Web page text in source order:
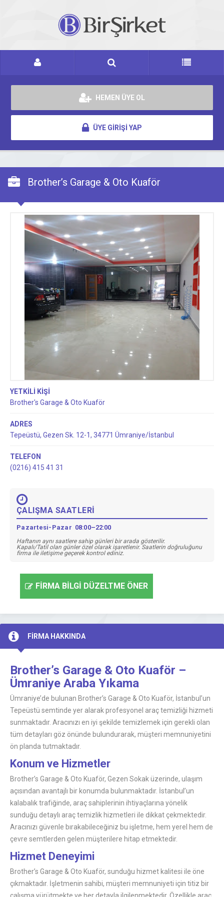
HEMEN ÜYE OL
ÜYE GİRİŞİ YAP
Brother’s Garage & Oto Kuaför
YETKİLİ KİŞİ
Brother's Garage & Oto Kuaför
ADRES
Tepeüstü, Gezen Sk. 12-1, 34771 Ümraniye/İstanbul
TELEFON
(0216) 415 41 31
ÇALIŞMA SAATLERİ
Pazartesi-Pazar 08:00–22:00
Haftanın aynı saatlere sahip günleri bir arada gösterilir.
Kapalı/Tatil olan günler özel olarak işaretlenir. Saatlerin doğruluğunu
firma ile iletişime geçerek kontrol ediniz.
FİRMA BİLGİ DÜZELTME ÖNER
FİRMA HAKKINDA
Brother’s Garage & Oto Kuaför –
Ümraniye Araba Yıkama
Ümraniye’de bulunan Brother’s Garage & Oto Kuaför, İstanbul’un
Tepeüstü semtinde yer alarak profesyonel araç temizliği hizmeti
sunmaktadır. Aracınızı en iyi şekilde temizlemek için gerekli olan
tüm detayları göz önünde bulundurarak, müşteri memnuniyetini
ön planda tutmaktadır.
Konum ve Hizmetler
Brother’s Garage & Oto Kuaför, Gezen Sokak üzerinde, ulaşım
açısından avantajlı bir konumda bulunmaktadır. İstanbul’un
kalabalık trafiğinde, araç sahiplerinin ihtiyaçlarına yönelik
sunduğu detaylı araç temizlik hizmetleri ile dikkat çekmektedir.
Aracınızı güvenle bırakabileceğiniz bu işletme, hem yerel hem de
çevre semtlerden gelen müşterilere hitap etmektedir.
Hizmet Deneyimi
Brother’s Garage & Oto Kuaför, sunduğu hizmet kalitesi ile öne
çıkmaktadır. İşletmenin sahibi, müşteri memnuniyeti için titiz bir
çalışma yürütmekte ve her detayla ilgilenmektedir. Özellikle araç